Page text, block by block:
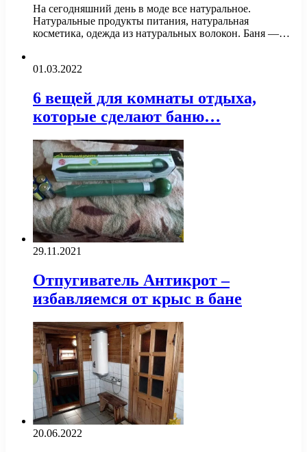
На сегодняшний день в моде все натуральное.
Натуральные продукты питания, натуральная
косметика, одежда из натуральных волокон. Баня —…
01.03.2022
6 вещей для комнаты отдыха,
которые сделают баню…
29.11.2021
Отпугиватель Антикрот –
избавляемся от крыс в бане
20.06.2022